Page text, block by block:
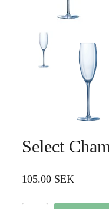
Select
105.00 SEK